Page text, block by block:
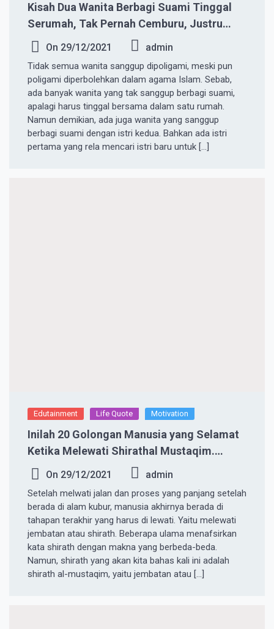
Kisah Dua Wanita Berbagi Suami Tinggal
Serumah, Tak Pernah Cemburu, Justru
Saling Cinta dan Bahagia
On 29/12/2021 admin
Tidak semua wanita sanggup dipoligami, meski pun
poligami diperbolehkan dalam agama Islam. Sebab,
ada banyak wanita yang tak sanggup berbagi suami,
apalagi harus tinggal bersama dalam satu rumah.
Namun demikian, ada juga wanita yang sanggup
berbagi suami dengan istri kedua. Bahkan ada istri
pertama yang rela mencari istri baru untuk […]
Edutainment Life Quote Motivation
Inilah 20 Golongan Manusia yang Selamat
Ketika Melewati Shirathal Mustaqim.
Semoga Yang Membaca Termasuk
On 29/12/2021 admin
Setelah melwati jalan dan proses yang panjang setelah
berada di alam kubur, manusia akhirnya berada di
tahapan terakhir yang harus di lewati. Yaitu melewati
jembatan atau shirath. Beberapa ulama menafsirkan
kata shirath dengan makna yang berbeda-beda.
Namun, shirath yang akan kita bahas kali ini adalah
shirath al-mustaqim, yaitu jembatan atau […]